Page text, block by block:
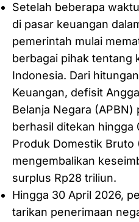
Setelah beberapa
di pasar keuangan
pemerintah mulai
berbagai pihak tentang
Indonesia. Dari
Keuangan, defisit
Belanja Negara (APBN)
berhasil ditekan hingga
Produk Domestik Bruto
mengembalikan
surplus Rp28 triliun.
Hingga 30 April 2026,
tarikan penerimaan